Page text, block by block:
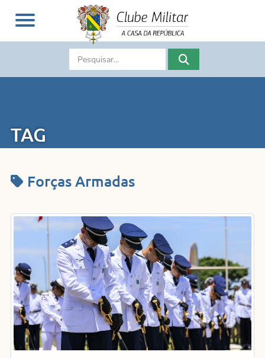
TAG
Forças Armadas